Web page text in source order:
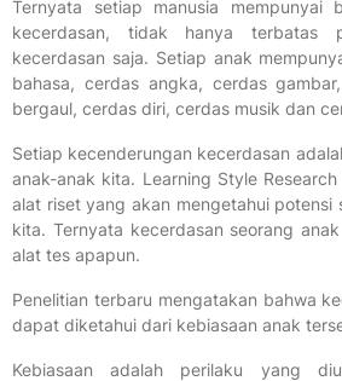
Ternyata setiap manusia mempunyai
kecerdasan, tidak hanya
kecerdasan saja. Setiap anak
bahasa, cerdas angka, cerdas
bergaul, cerdas diri, cerdas musik dan
Setiap kecenderungan kecerdasan
anak-anak kita. Learning Style
alat riset yang akan mengetahui potensi
kita. Ternyata kecerdasan seorang
alat tes apapun.
Penelitian terbaru mengatakan bahwa
dapat diketahui dari kebiasaan anak
Kebiasaan adalah perilaku yang